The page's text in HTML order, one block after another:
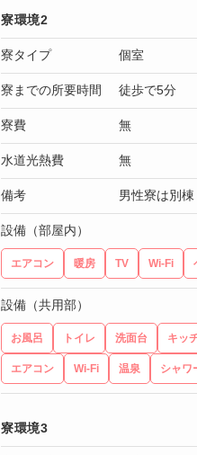
寮環境2
寮タイプ 個室
寮までの所要時間 徒歩で5分
寮費 無
水道光熱費 無
備考 男性寮は別棟
設備（部屋内）
エアコン 暖房 TV Wi-Fi
設備（共用部）
お風呂 トイレ 洗面台 キッ
エアコン Wi-Fi 温泉 シャワ
寮環境3